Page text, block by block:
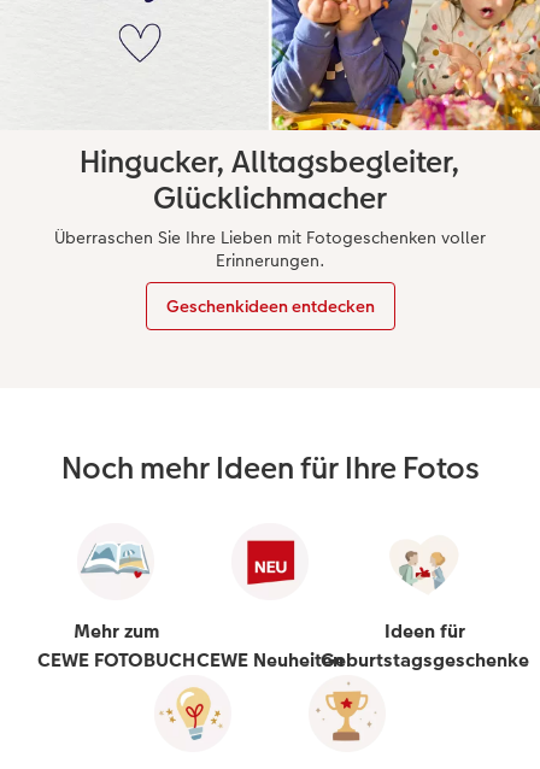
Hingucker, Alltagsbegleiter,
Glücklichmacher
Überraschen Sie Ihre Lieben mit Fotogeschenken voller
Erinnerungen.
Geschenkideen entdecken
Noch mehr Ideen für Ihre Fotos
Mehr zum
CEWE FOTOBUCHCEWE Neuheiten
Ideen für
Geburtstagsgeschenke